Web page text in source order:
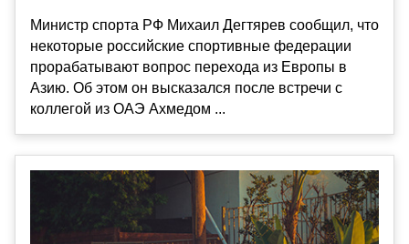
Министр спорта РФ Михаил Дегтярев сообщил, что
некоторые российские спортивные федерации
прорабатывают вопрос перехода из Европы в
Азию. Об этом он высказался после встречи с
коллегой из ОАЭ Ахмедом ...